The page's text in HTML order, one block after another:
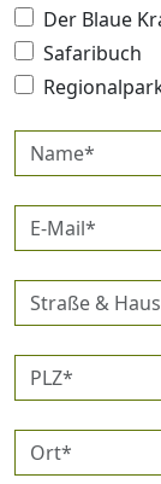
Der Blaue
Safaribuch
Name*
Mail*
Straße
&
Hausnummer*
PLZ*
Ort*